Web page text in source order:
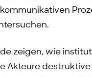
zeigen, wie
Akteure